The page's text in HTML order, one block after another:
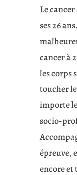
Le
ses 26
cancer à
les corps
toucher
importe
socio-
épreuve,
encore